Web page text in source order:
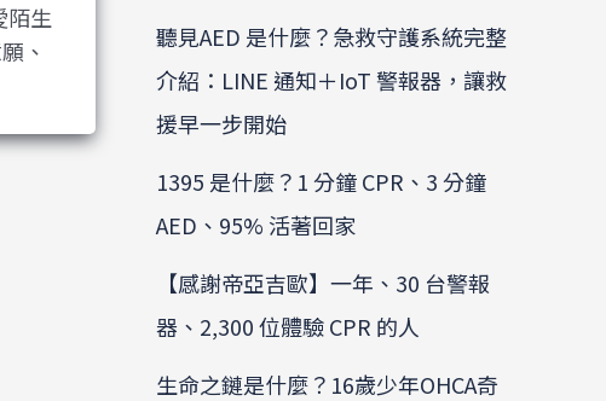
陌生
、
聽見AED 是什麼？急救守護系統完整
介紹：LINE 通知＋IoT 警報器，讓救
援早一步開始
1395 是什麼？1 分鐘 CPR、3 分鐘
AED、95% 活著回家
【感謝帝亞吉歐】一年、30 台警報
器、2,300 位體驗 CPR 的人
生命之鏈是什麼？16歲少年OHCA奇